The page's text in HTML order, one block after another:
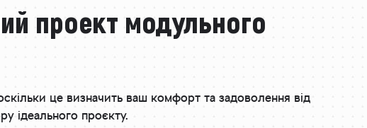
проект модульного
це визначить ваш комфорт та задоволення від
ідеального проєкту.